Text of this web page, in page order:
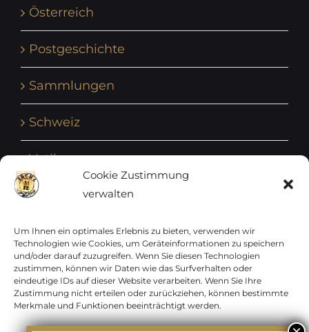
Cookie Zustimmung
verwalten
Um Ihnen ein optimales Erlebnis zu bieten, verwenden wir
Technologien wie Cookies, um Geräteinformationen zu speichern
und/oder darauf zuzugreifen. Wenn Sie diesen Technologien
zustimmen, können wir Daten wie das Surfverhalten oder
eindeutige IDs auf dieser Website verarbeiten. Wenn Sie Ihre
Zustimmung nicht erteilen oder zurückziehen, können bestimmte
Merkmale und Funktionen beeinträchtigt werden.
Österreich
Postgeschichte
Sammlungen
Schweiz
Vatikan
Vereinte Nationen
Vorphilatelie
Zensurbelege Österreich
Zensurbelege Schweiz